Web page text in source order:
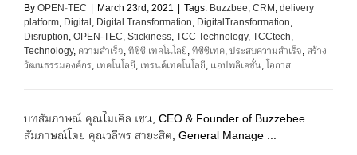
ByOPEN-TEC | March 23rd, 2021 | Tags: Buzzbee,CRM,delivery
platform, Digital, Digital Transformation, DigitalTransformation,
Disruption,OPEN-TEC,Stickiness,TCC Technology,TCCtech,
Technology, ความสำเร็จ,ทีซีซี เทคโนโลยี,ทีซีซีเทค,ประสบความสำเร็จ, สร้าง
วัฒนธรรมองค์กร, เทคโนโลยี, เทรนด์เทคโนโลยี, แอปพลิเคชั่น,โอกาส
บทสัมภาษณ์ คุณไมเคิล เชน, CEO & Founder of Buzzebee
สัมภาษณ์โดย คุณวลีพร สายะสิต, General Manage ...